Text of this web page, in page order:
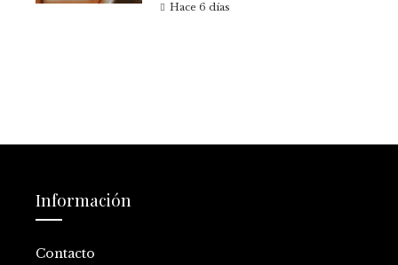
Hace 6 días
Información
Contacto